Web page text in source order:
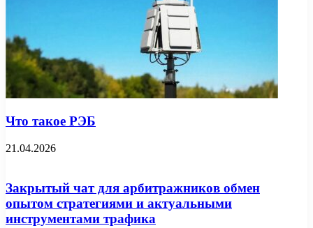
Что такое РЭБ
21.04.2026
Закрытый чат для арбитражников обмен
опытом стратегиями и актуальными
инструментами трафика